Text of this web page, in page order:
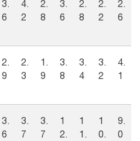
3.
6
4.
2
2.
8
3.
6
2.
8
2.
2
2.
6
2.
9
2.
3
1.
9
3.
8
3.
4
3.
2
4.
1
3.
6
3.
7
3.
7
1
2.
1
1.
1
0.
9.
0